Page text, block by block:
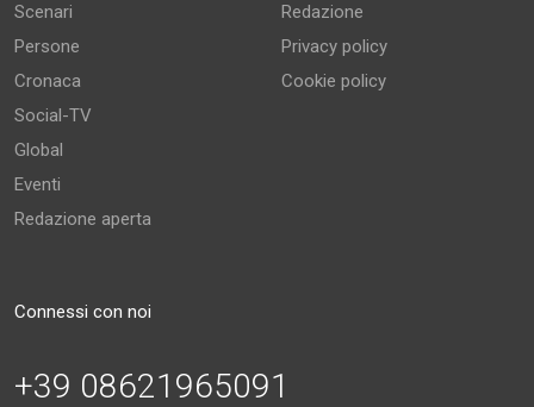
Scenari
Persone
Cronaca
Social-TV
Global
Eventi
Redazione aperta
Redazione
Privacy policy
Cookie policy
Connessi con noi
+39 08621965091